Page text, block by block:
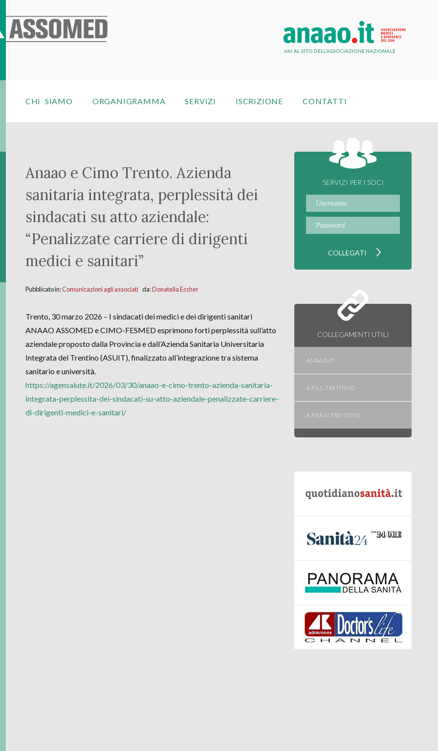
CHI SIAMO ORGANIGRAMMA SERVIZI ISCRIZIONE CONTATTI
Anaao e Cimo Trento. Azienda
sanitaria integrata, perplessità dei
sindacati su atto aziendale:
“Penalizzate carriere di dirigenti
medici e sanitari”
Pubblicato in:Comunicazioni agli associatida:Donatella Eccher
Trento, 30 marzo 2026 – I sindacati dei medici e dei dirigenti sanitari
ANAAO ASSOMED e CIMO-FESMED esprimono forti perplessità sull’atto
aziendale proposto dalla Provincia e dall’Azienda Sanitaria Universitaria
Integrata del Trentino (ASUIT), finalizzato all’integrazione tra sistema
sanitario e università.
https://agensalute.it/2026/03/30/anaao-e-cimo-trento-azienda-sanitaria-
integrata-perplessita-dei-sindacati-su-atto-aziendale-penalizzate-carriere-
di-dirigenti-medici-e-sanitari/
SERVIZI PER I SOCI
COLLEGAMENTI UTILI
ANAAO.IT
A.P.S.S. TRENTINO
A.P.RA.N TRENTINO